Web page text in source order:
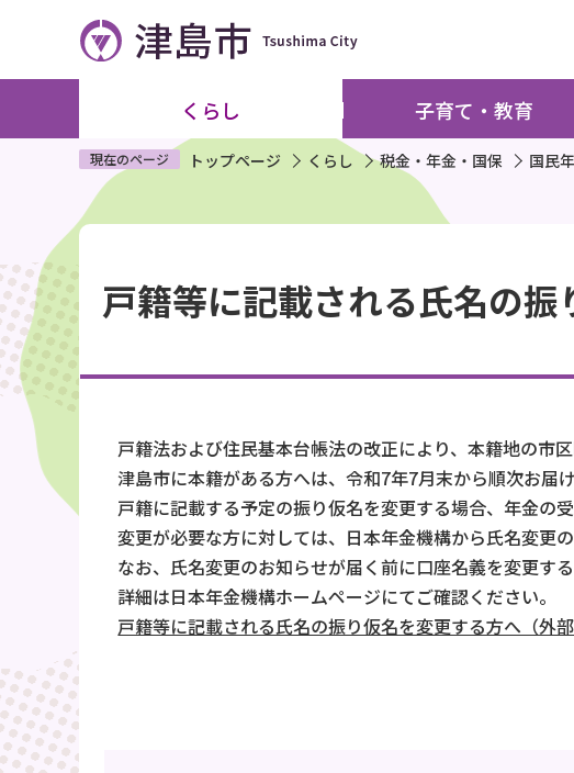
ペ
ジ
す
くらし 子育て・教育
現在のページ トップページ くらし 税金・年金・国保 国民
文
こ
こ
か
ら
戸籍等に記載される氏名の
戸籍法および住民基本台帳法の改正により、本籍地の市
津島市に本籍がある方へは、令和7年7月末から順次お届け
戸籍に記載する予定の振り仮名を変更する場合、年金の
変更が必要な方に対しては、日本年金機構から氏名変更の
なお、氏名変更のお知らせが届く前に口座名義を変更す
詳細は日本年金機構ホームページにてご確認ください。
戸籍等に記載される氏名の振り仮名を変更する方へ（外部